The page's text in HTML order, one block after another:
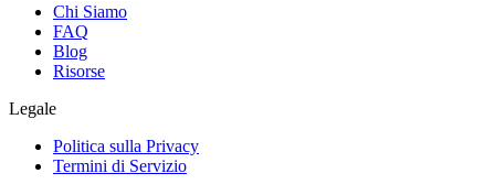
Chi Siamo
FAQ
Blog
Risorse
Legale
Politica sulla Privacy
Termini di Servizio